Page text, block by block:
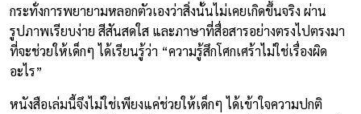
กระทั่งการพยายามหลอกตัวเองว่าสิ่งนั้นไม่เคยเกิดขึ้นจริง ผ่าน
รูปภาพเรียบง่าย สีสันสดใส และภาษาที่สื่อสารอย่างตรงไปตรงมา
ที่จะช่วยให้เด็กๆ ได้เรียนรู้ว่า “ความรู้สึกโศกเศร้าไม่ใช่เรื่องผิด
อะไร”
หนังสือเล่มนี้จึงไม่ใช่เพียงแค่ช่วยให้เด็กๆ ได้เข้าใจความปกติ